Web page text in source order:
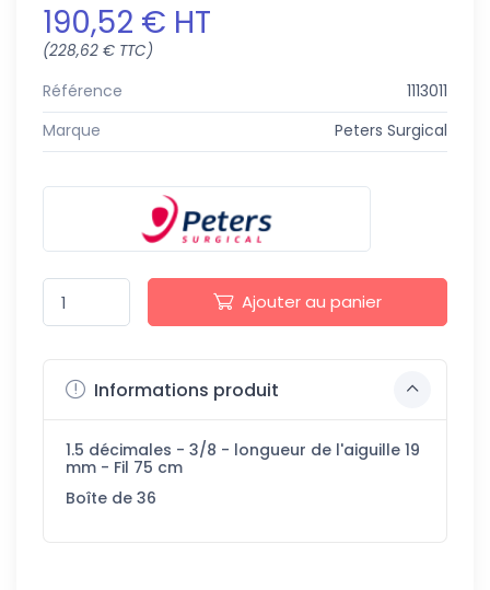
190,52 € HT
(228,62 € TTC)
Référence
1113011
Marque
Peters Surgical
Ajouter au panier
Informations produit
1.5 décimales - 3/8 - longueur de l'aiguille 19
mm - Fil 75 cm
Boîte de 36